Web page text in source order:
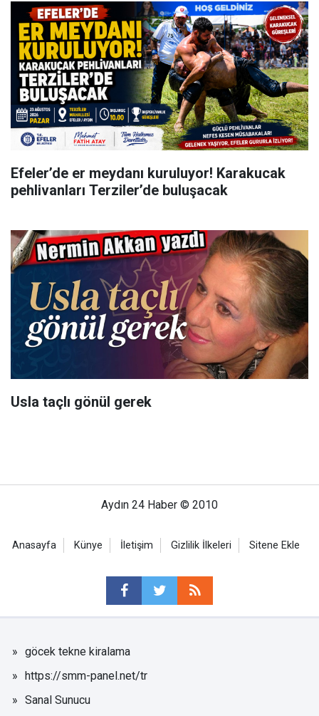
Efeler’de er meydanı kuruluyor! Karakucak
pehlivanları Terziler’de buluşacak
Usla taçlı gönül gerek
Aydın 24 Haber © 2010
Anasayfa Künye İletişim Gizlilik İlkeleri Sitene Ekle
göcek tekne kiralama
https://smm-panel.net/tr
Sanal Sunucu